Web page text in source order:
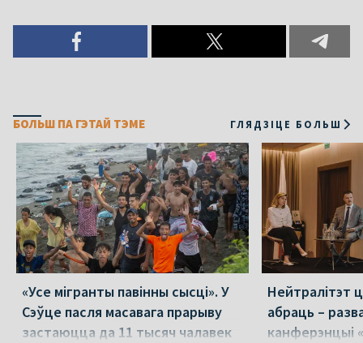
БОЛЬШ ПА ГЭТАЙ ТЭМЕ ГЛЯДЗІЦЕ БОЛЬШ
«Усе мігранты павінны сысці». У
Сэўце пасля масавага прарыву
застаюцца да 11 тысяч чалавек
Нейтралітэт
абраць –
канферэнцыі